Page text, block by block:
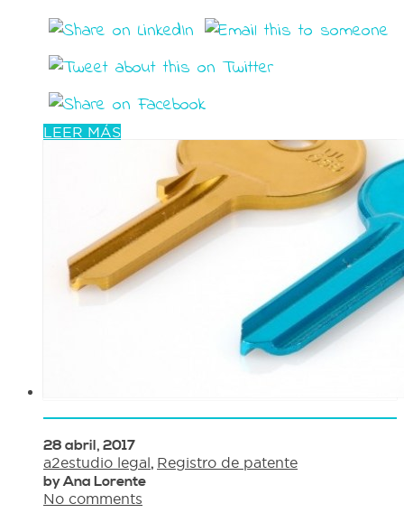
LEER MÁS
28 abril, 2017
a2estudio legal, Registro de patente
by Ana Lorente
No comments